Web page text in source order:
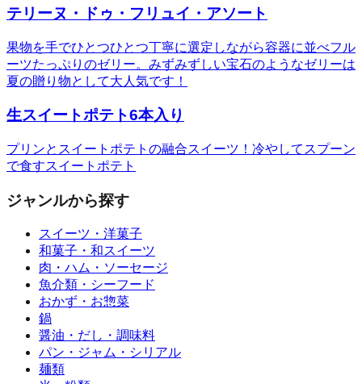
テリーヌ・ドゥ・フリュイ・アソート
果物を手でひとつひとつ丁寧に選定しながら容器に並べフル
ーツたっぷりのゼリー。みずみずしい宝石のようなゼリーは
夏の贈り物として大人気です！
生スイートポテト6本入り
プリンとスイートポテトの融合スイーツ！冷やしてスプーン
で食すスイートポテト
ジャンルから探す
スイーツ・洋菓子
和菓子・和スイーツ
肉・ハム・ソーセージ
魚介類・シーフード
おかず・お惣菜
鍋
醤油・だし・調味料
パン・ジャム・シリアル
麺類